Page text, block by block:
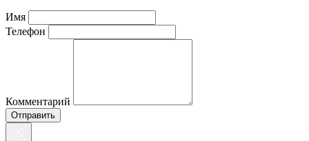
Имя
Телефон
Комментарий